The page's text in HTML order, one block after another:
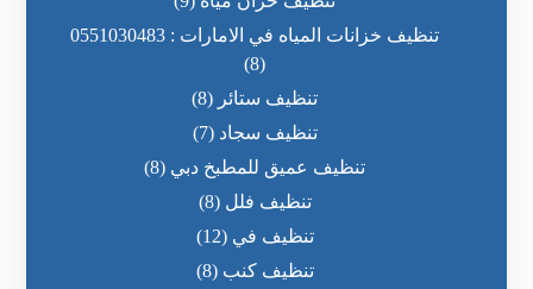
تنظيف خزانات المياه في الامارات : 0551030483
(8)
تنظيف ستائر (8)
تنظيف سجاد (7)
تنظيف عميق للمطبخ دبي (8)
تنظيف فلل (8)
تنظيف في (12)
تنظيف كنب (8)